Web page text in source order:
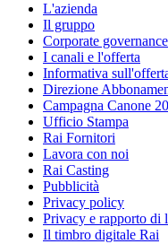
L'azienda
Il gruppo
Corporate governance
I canali e l'offerta
Informativa
Direzione
Campagna Canone
Ufficio Stampa
Rai Fornitori
Lavora con noi
Rai Casting
Pubblicità
Privacy policy
Privacy e rapporto di
Il timbro digitale Rai